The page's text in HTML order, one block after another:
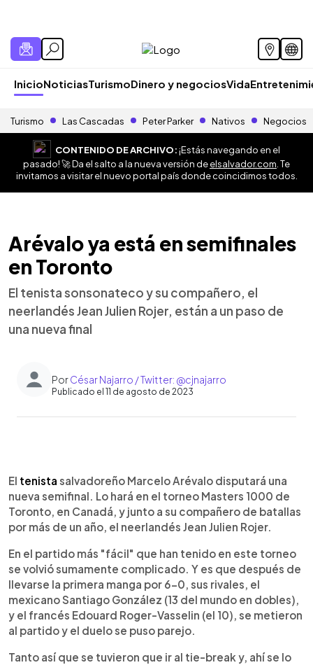
InicioNoticiasTurismoDinero y negociosVida
Turismo Las Cascadas Peter Parker Nativos Negocios
CONTENIDO DE ARCHIVO:¡Estás navegando en el
pasado! 🚀 Da el salto a la nueva versión deelsalvador.com . Te
invitamos a visitar el nuevo portal país donde coincidimos todos.
Arévalo ya está en semifinales
en Toronto
El tenista sonsonateco y su compañero, el
neerlandés Jean Julien Rojer, están a un paso de
una nueva final
PorCésar Najarro / Twitter: @cjnajarro
Publicado el 11 de agosto de 2023
► Escuchar artículo
El tenista salvadoreño Marcelo Arévalo disputará una
nueva semifinal. Lo hará en el torneo Masters 1000 de
Toronto, en Canadá, y junto a su compañero de batallas
por más de un año, el neerlandés Jean Julien Rojer.
En el partido más "fácil" que han tenido en este torneo
se volvió sumamente complicado. Y es que después de
llevarse la primera manga por 6-0, sus rivales, el
mexicano Santiago González (13 del mundo en dobles),
y el francés Edouard Roger-Vasselin (el 10), se metieron
al partido y el duelo se puso parejo.
Tanto así que se tuvieron que ir al tie-break y, ahí se lo